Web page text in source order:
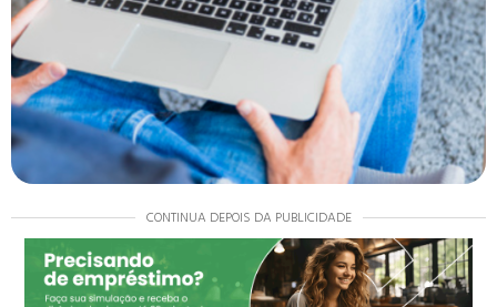
CONTINUA DEPOIS DA PUBLICIDADE